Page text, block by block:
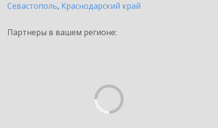
Севастополь, Краснодарский край
Партнеры в вашем регионе: